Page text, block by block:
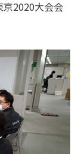
2020大会会